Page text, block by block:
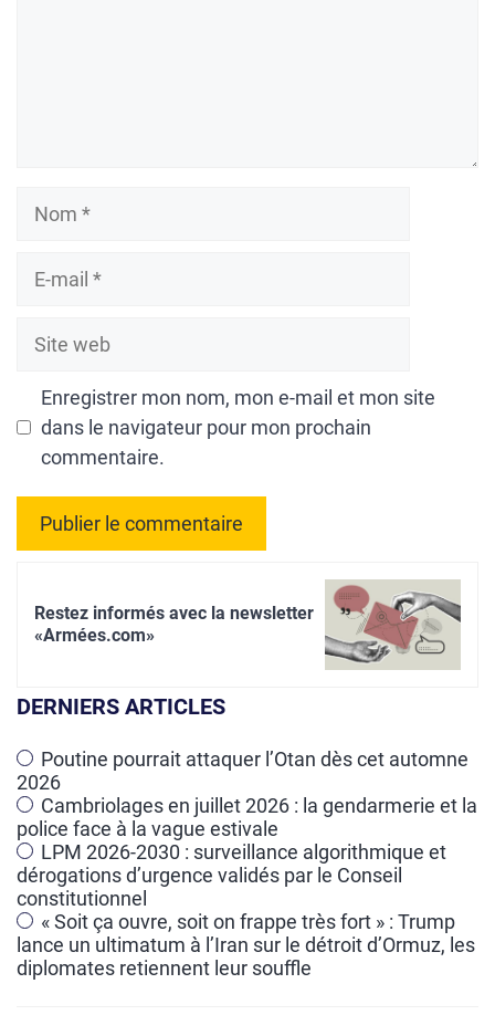
Nom
Site
Enregistrer mon nom, mon e-mail et mon site
dans le navigateur pour mon prochain
commentaire.
r
a
t
i
v
e
:
Restez informés avec la newsletter
«Armées.com»
DERNIERS ARTICLES
Poutine pourrait attaquer l’Otan dès cet automne
2026
Cambriolages en juillet 2026 : la gendarmerie et la
police face à la vague estivale
LPM 2026-2030 : surveillance algorithmique et
dérogations d’urgence validés par le Conseil
constitutionnel
« Soit ça ouvre, soit on frappe très fort » : Trump
lance un ultimatum à l’Iran sur le détroit d’Ormuz, les
diplomates retiennent leur souffle